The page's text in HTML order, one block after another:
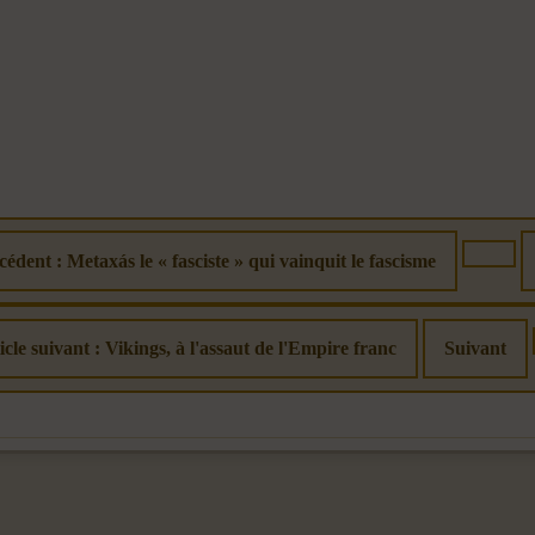
: Metaxás le « fasciste » qui vainquit le fascisme
suivant : Vikings, à l'assaut de l'Empire franc Suivant